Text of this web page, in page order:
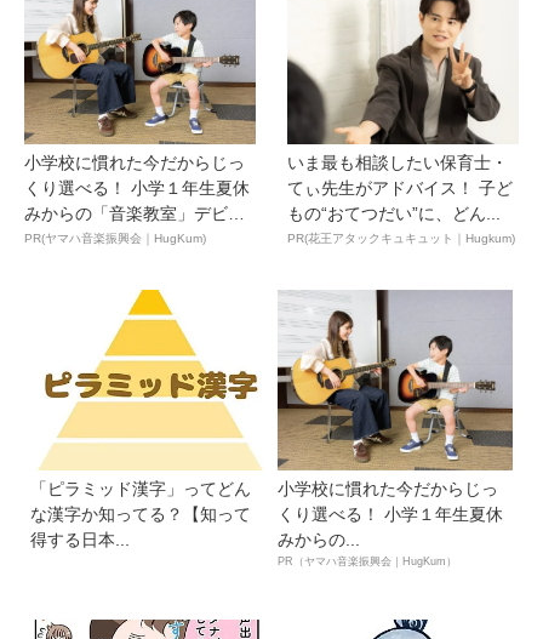
小学校に慣れた今だからじっ
くり選べる！ 小学１年生夏休
みからの「音楽教室」デビ
ュ...
PR(ヤマハ音楽振興会｜HugKum)
いま最も相談したい保育士・
てぃ先生がアドバイス！ 子ど
もの“おてつだい”に、どん...
PR(花王アタックキュキュット｜Hugkum)
「ピラミッド漢字」ってどん
な漢字か知ってる？【知って
得する日本...
小学校に慣れた今だからじっ
くり選べる！ 小学１年生夏休
みからの...
PR（ヤマハ音楽振興会｜HugKum）